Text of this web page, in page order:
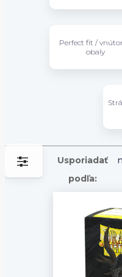
Perfect fit /
obaly
Usporiadať
podľa: